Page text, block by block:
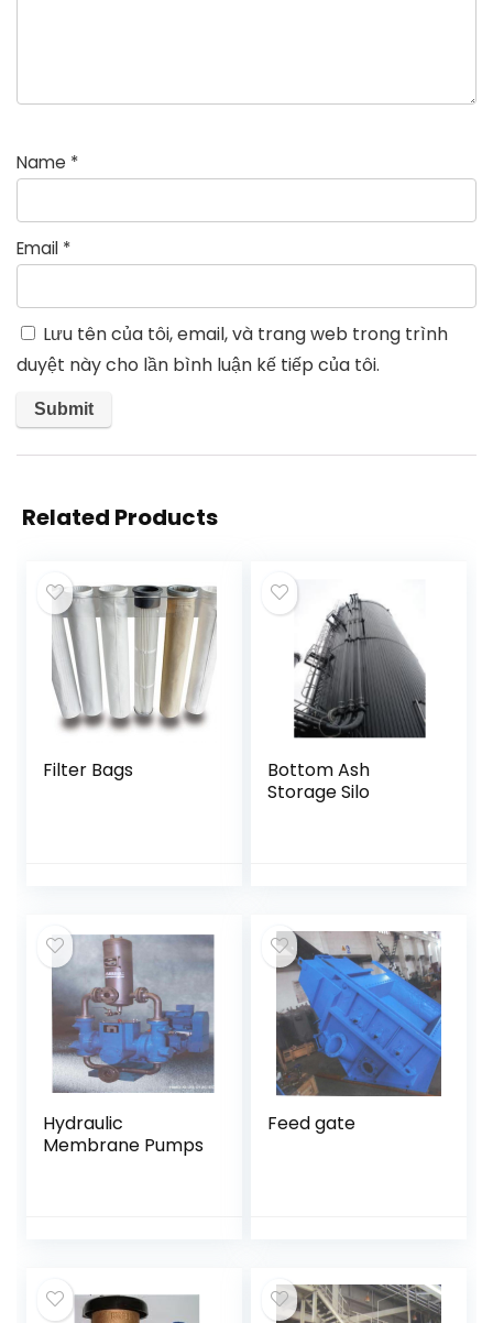
Name *
Email *
Lưu tên của tôi, email, và trang web trong trình
duyệt này cho lần bình luận kế tiếp của tôi.
Related Products
Filter Bags
Bottom Ash
Storage Silo
Hydraulic
Membrane Pumps
Feed gate